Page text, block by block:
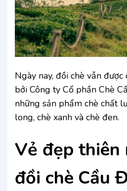
Ngày nay, đồi chè vẫn
bởi Công ty Cổ phần Chè
những sản phẩm chè chất
long, chè xanh và chè đen.
Vẻ đẹp thiên
đồi chè Cầu